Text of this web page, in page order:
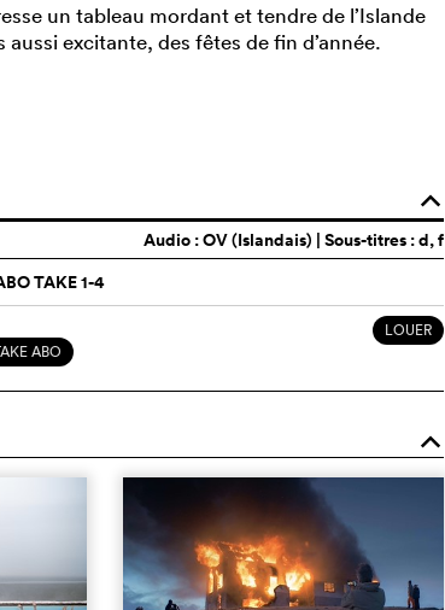
un tableau mordant et tendre de l’Islande
excitante, des fêtes de fin d’année.
o
Audio :OV (Islandais) | Sous-titres : d, f
TAKE 1-4
ABO
LOUER
o